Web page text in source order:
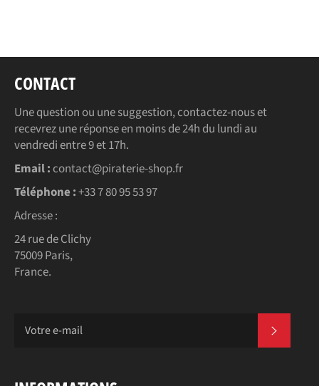
CONTACT
Une question ou une suggestion, contactez-nous et
recevrez une réponse en moins de 24h du lundi au
vendredi entre 9 et 17h.
Email : contact@piraterie-shop.fr
Téléphone :+33 7 80 95 53 97
Adresse :
24 rue de Clichy
75009 Paris,
France.